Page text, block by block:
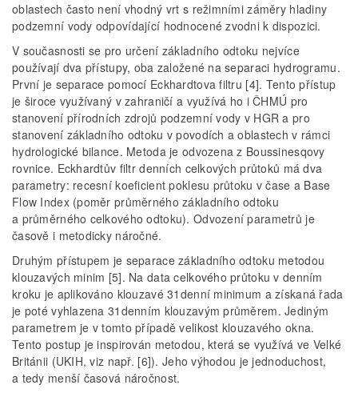
oblastech často není vhodný vrt s režimními záměry hladiny
podzemní vody odpovídající hodnocené zvodni k dispozici.
V současnosti se pro určení základního odtoku nejvíce
používají dva přístupy, oba založené na separaci hydrogramu.
První je separace pomocí Eckhardtova filtru [4]. Tento přístup
je široce využívaný v zahraničí a využívá ho i ČHMÚ pro
stanovení přírodních zdrojů podzemní vody v HGR a pro
stanovení základního odtoku v povodích a oblastech v rámci
hydrologické bilance. Metoda je odvozena z Boussinesqovy
rovnice. Eckhardtův filtr denních celkových průtoků má dva
parametry: recesní koeficient poklesu průtoku v čase a Base
Flow Index (poměr průměrného základního odtoku
a průměrného celkového odtoku). Odvození parametrů je
časově i metodicky náročné.
Druhým přístupem je separace základního odtoku metodou
klouzavých minim [5]. Na data celkového průtoku v denním
kroku je aplikováno klouzavé 31denní minimum a získaná řada
je poté vyhlazena 31denním klouzavým průměrem. Jediným
parametrem je v tomto případě velikost klouzavého okna.
Tento postup je inspirován metodou, která se využívá ve Velké
Británii (UKIH, viz např. [6]). Jeho výhodou je jednoduchost,
a tedy menší časová náročnost.